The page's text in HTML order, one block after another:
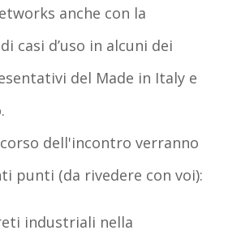
anche con la
casi d’uso in alcuni dei
del Made in Italy e
dell'incontro verranno
punti (da rivedere con voi):
industriali nella